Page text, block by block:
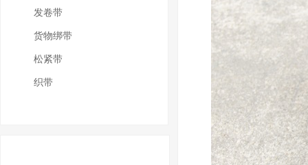
发卷带
货物绑带
松紧带
织带